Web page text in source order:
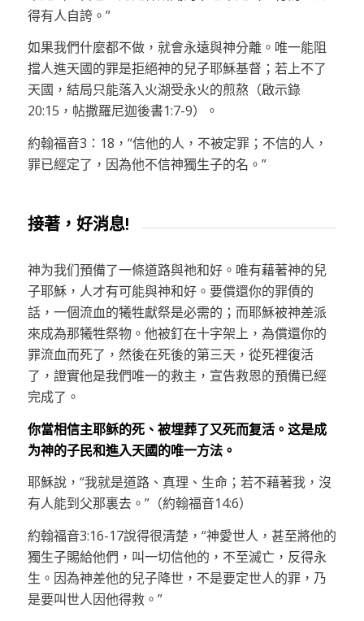
得有人自誇。”
如果我們什麼都不做，就會永遠與神分離。唯一能阻
擋人進天國的罪是拒絕神的兒子耶穌基督；若上不了
天國，結局只能落入火湖受永火的煎熬（啟示錄
20:15，帖撒羅尼迦後書1:7-9）。
約翰福音3：18，“信他的人，不被定罪；不信的人，
罪已經定了，因為他不信神獨生子的名。”
接著，好消息!
神为我们預備了一條道路與祂和好。唯有藉著神的兒
子耶穌，人才有可能與神和好。要償還你的罪債的
話，一個流血的犧牲獻祭是必需的；而耶穌被神差派
來成為那犧牲祭物。他被釘在十字架上，為償還你的
罪流血而死了，然後在死後的第三天，從死裡復活
了，證實他是我們唯一的救主，宣告救恩的預備已經
完成了。
你當相信主耶稣的死、被埋葬了又死而复活。 这是成
为神的子民和進入天國的唯一方法。
耶穌說，“我就是道路、真理、生命；若不藉著我，沒
有人能到父那裏去。”（約翰福音14:6）
約翰福音3:16-17說得很清楚，“神愛世人，甚至將他的
獨生子賜給他們，叫一切信他的，不至滅亡，反得永
生。因為神差他的兒子降世，不是要定世人的罪，乃
是要叫世人因他得救。”